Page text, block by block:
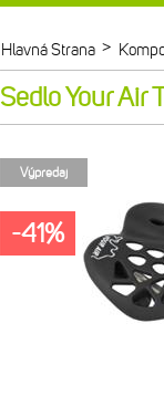
Hlavná Strana >
Sedlo Your
Výpredaj
-41%